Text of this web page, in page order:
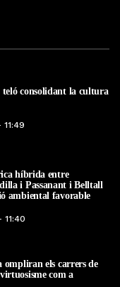
teló consolidant la cultura
híbrida entre
i Passanant i Belltall
ambiental favorable
ompliran els carrers de
com a